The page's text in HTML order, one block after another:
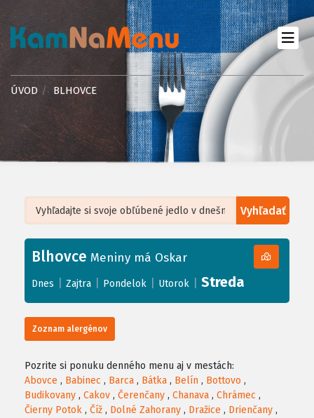
ÚVOD BLHOVCE
Vyhľadať
+
−
Leaflet| ©OpenStreetMap, Tiles courtesy ofHumanitarian OpenStreetMap
Blhovce Meniny má Oskar
Dnes Zajtra Pondelok Utorok Streda
Zoznam alergénov
Pozrite si ponuku denného menu aj v mestách:
Abovce , Babinec , Barca , Bátka , Belín , Bottovo ,
Budikovany , Cakov , Čerenčany , Chanava , Chrámec ,
Čierny Potok , Číž , Dolné Zahorany , Dražice , Drienčany ,